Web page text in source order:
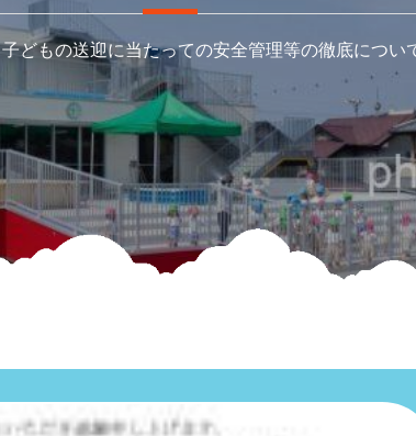
子どもの送迎に当たっての安全管理等の徹底につい